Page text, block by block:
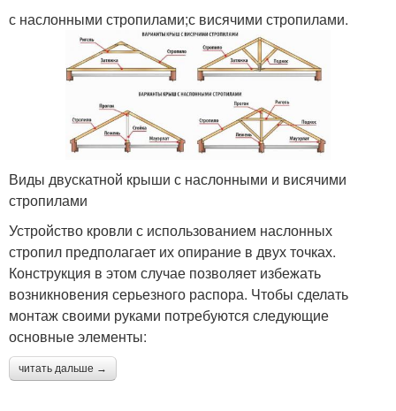
с наслонными стропилами;с висячими стропилами.
Виды двускатной крыши с наслонными и висячими
стропилами
Устройство кровли с использованием наслонных
стропил предполагает их опирание в двух точках.
Конструкция в этом случае позволяет избежать
возникновения серьезного распора. Чтобы сделать
монтаж своими руками потребуются следующие
основные элементы:
читать дальше →